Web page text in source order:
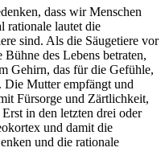
dass wir Menschen
rationale lautet die
sind. Als die Säugetiere vor
des Lebens betraten,
Gehirn, das für die Gefühle,
Die Mutter empfängt und
Fürsorge und Zärtlichkeit,
in den letzten drei oder
und damit die
und die rationale